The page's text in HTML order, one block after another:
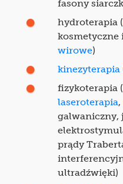
fasony
hydroterapia (
kosmetyczne
wirowe)
kinezyterapia
fizykoterapia
laseroterapia,
galwaniczny,
prądy
ultradźwięki)